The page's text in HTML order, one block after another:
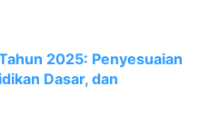
2025: Penyesuaian
Dasar, dan